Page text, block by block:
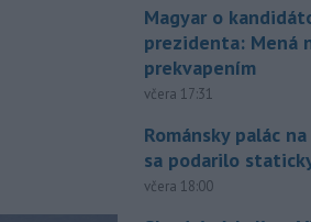
Magyar o
prezidenta: Mená
prekvapením
včera 17:31
Románsky palác
sa podarilo
včera 18:00